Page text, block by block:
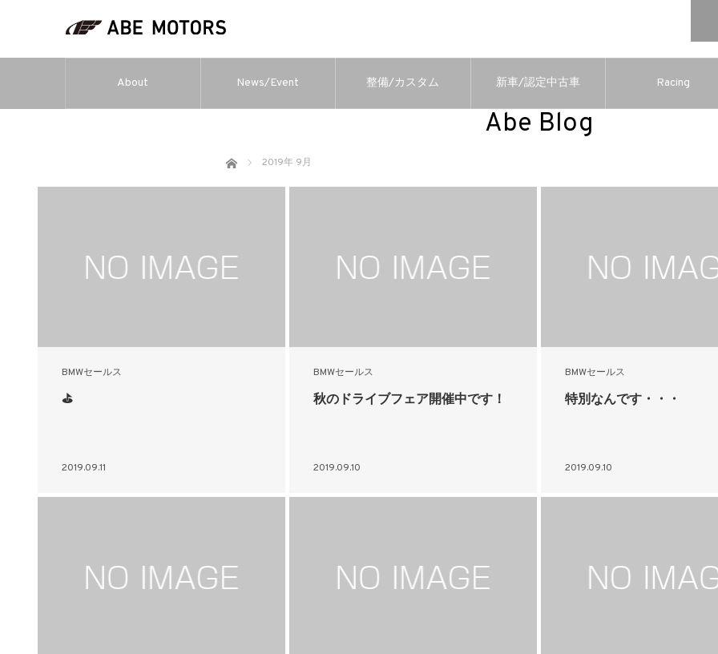
About News/Event 整備/カスタム 新車/認定中古車 Racing
Abe Blog
ホーム 2019年 9月
BMWセールス
⛳
2019.09.11
BMWセールス
秋のドライブフェア開催中です！
2019.09.10
BMWセールス
特別なんです・・・
2019.09.10